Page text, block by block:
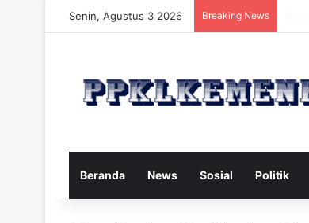
Senin, Agustus 3 2026 Breaking News
Beranda News Sosial Politik